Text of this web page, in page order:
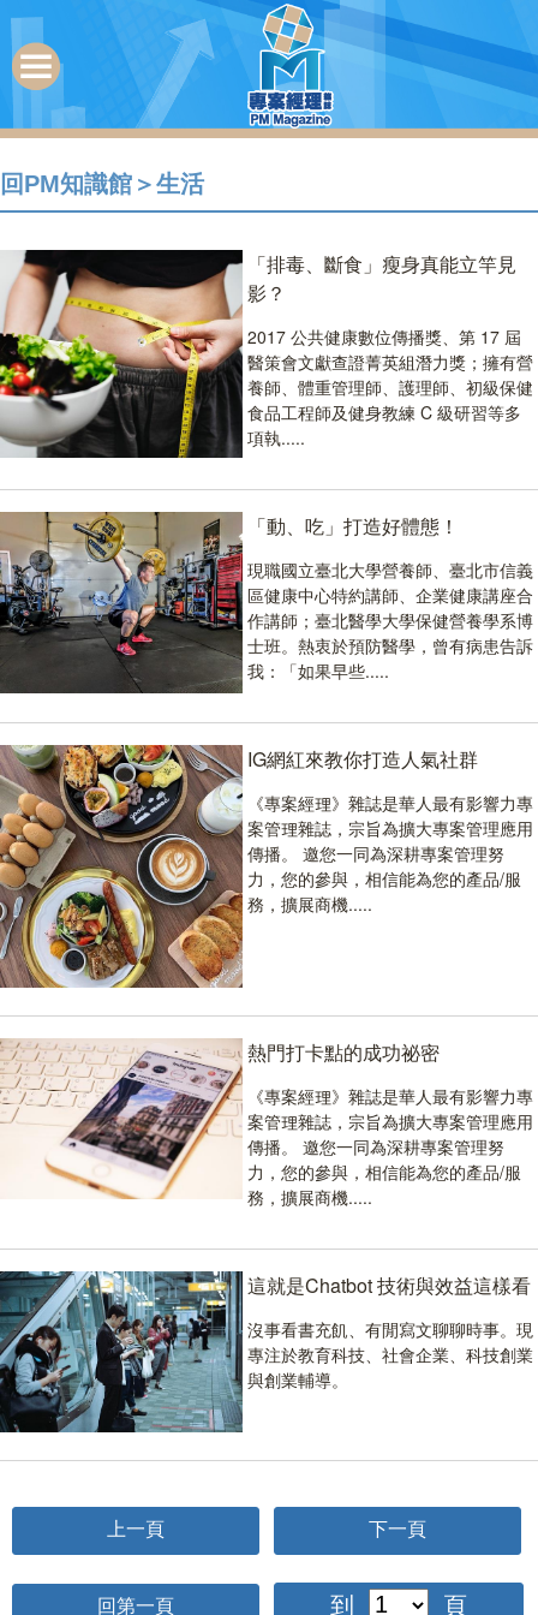
回PM知識館 ＞生活
「排毒、斷食」瘦身真能立竿見
影？
2017 公共健康數位傳播獎、第 17 屆
醫策會文獻查證菁英組潛力獎；擁有營
養師、體重管理師、護理師、初級保健
食品工程師及健身教練 C 級研習等多
項執.....
「動、吃」打造好體態！
現職國立臺北大學營養師、臺北市信義
區健康中心特約講師、企業健康講座合
作講師；臺北醫學大學保健營養學系博
士班。熱衷於預防醫學，曾有病患告訴
我：「如果早些.....
IG網紅來教你打造人氣社群
《專案經理》雜誌是華人最有影響力專
案管理雜誌，宗旨為擴大專案管理應用
傳播。 邀您一同為深耕專案管理努
力，您的參與，相信能為您的產品/服
務，擴展商機.....
熱門打卡點的成功祕密
《專案經理》雜誌是華人最有影響力專
案管理雜誌，宗旨為擴大專案管理應用
傳播。 邀您一同為深耕專案管理努
力，您的參與，相信能為您的產品/服
務，擴展商機.....
這就是Chatbot 技術與效益這樣看
沒事看書充飢、有閒寫文聊聊時事。現
專注於教育科技、社會企業、科技創業
與創業輔導。
到 頁